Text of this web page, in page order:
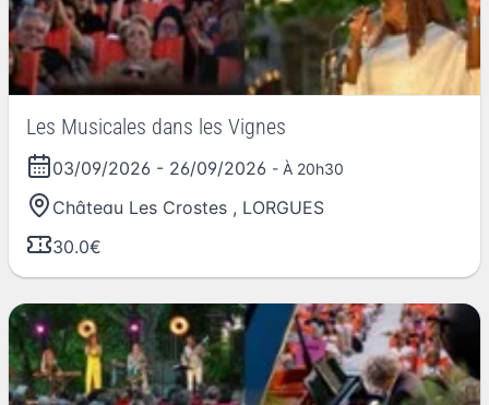
Les Musicales dans les Vignes
03/09/2026 - 26/09/2026 - À 20h30
Château Les Crostes , LORGUES
30.0€